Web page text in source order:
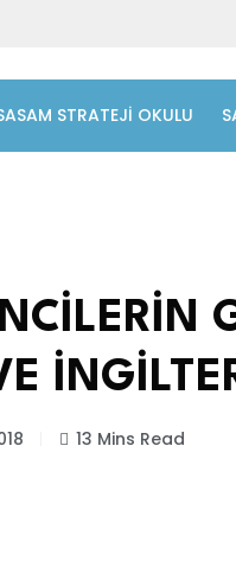
STRATEJİ OKULU
13 Mins Read